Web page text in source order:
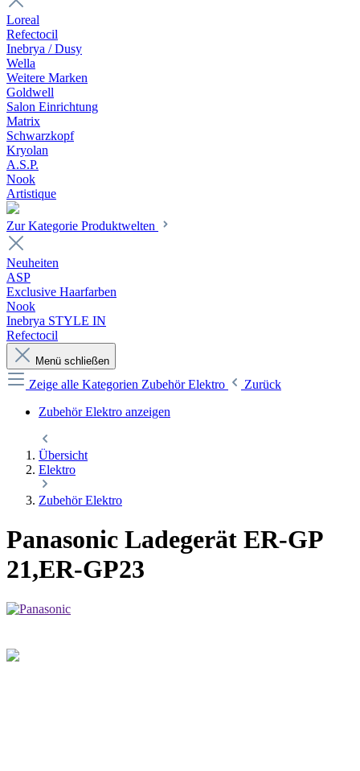
Loreal
Refectocil
Inebrya / Dusy
Wella
Weitere Marken
Goldwell
Salon Einrichtung
Matrix
Schwarzkopf
Kryolan
A.S.P.
Nook
Artistique
Zur Kategorie Produktwelten
Neuheiten
ASP
Exclusive Haarfarben
Nook
Inebrya STYLE IN
Refectocil
Menü schließen
Zeige alle Kategorien Zubehör Elektro
Zurück
Zubehör Elektro anzeigen
Übersicht
Elektro
Zubehör Elektro
Panasonic Ladegerät ER-GP
21,ER-GP23